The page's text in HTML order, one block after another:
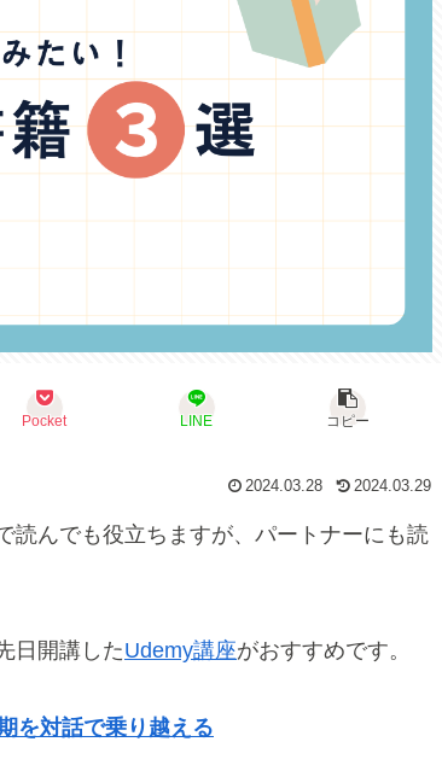
Pocket LINE コピー
2024.03.28 2024.03.29
読んでも役立ちますが、パートナーにも読
日開講したUdemy講座がおすすめです。
を対話で乗り越える